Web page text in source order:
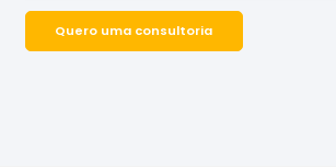
Quero uma consultoria